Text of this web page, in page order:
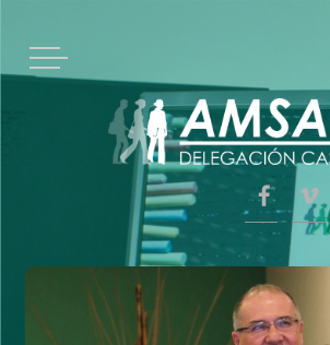
Nosotros
Estatuto social
Historia
Esto te interesa
Régimen de licencias
Afiliados
Reunión